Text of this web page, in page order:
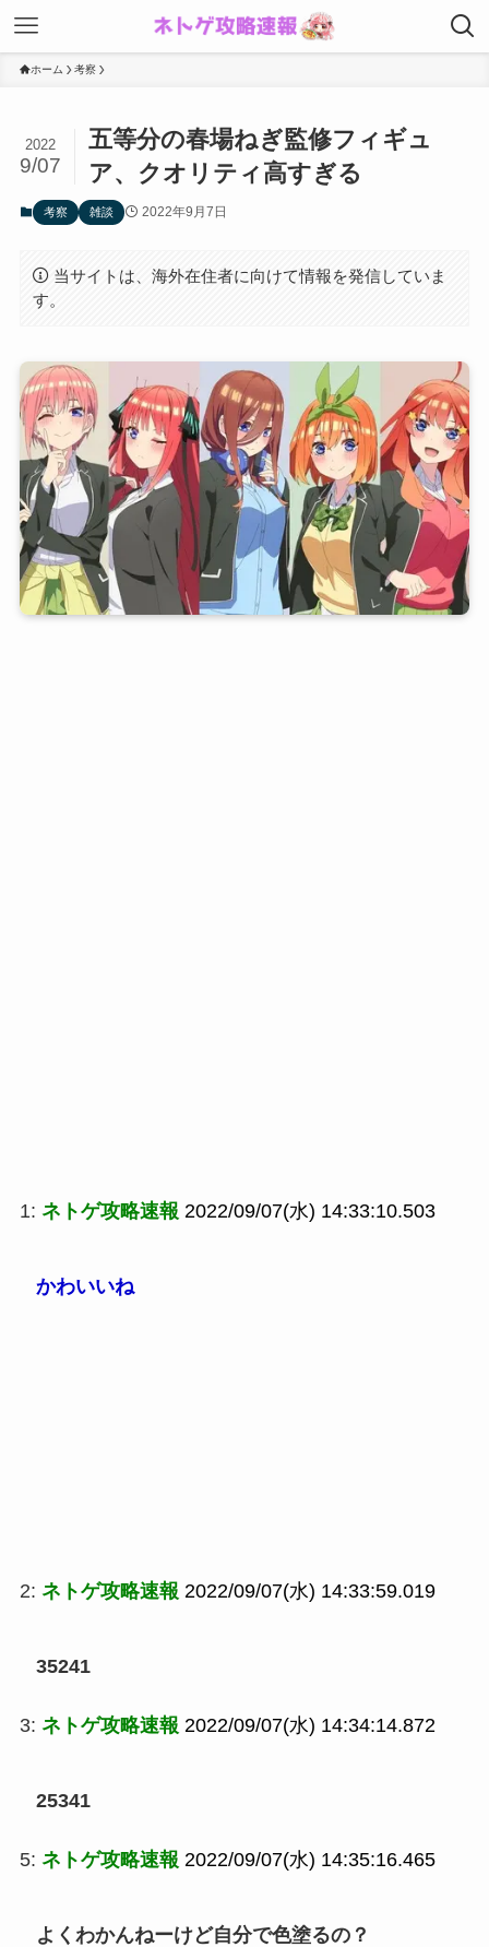
ホーム 考察
五等分の春場ねぎ監修フィギュ
ア、クオリティ高すぎる
2022
9/07
考察 雑談 2022年9月7日
当サイトは、海外在住者に向けて情報を発信していま
す。
1: ネトゲ攻略速報 2022/09/07(水) 14:33:10.503
かわいいね
2: ネトゲ攻略速報 2022/09/07(水) 14:33:59.019
35241
3: ネトゲ攻略速報 2022/09/07(水) 14:34:14.872
25341
5: ネトゲ攻略速報 2022/09/07(水) 14:35:16.465
よくわかんねーけど自分で色塗るの？